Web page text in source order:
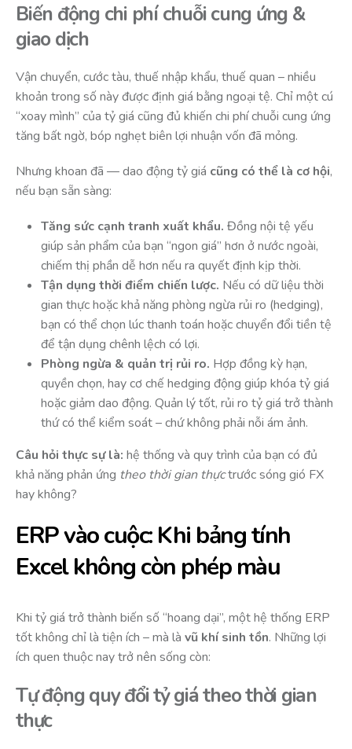
Biến động chi phí chuỗi cung ứng &
giao dịch
Vận chuyển, cước tàu, thuế nhập khẩu, thuế quan – nhiều
khoản trong số này được định giá bằng ngoại tệ. Chỉ một cú
“xoay mình” của tỷ giá cũng đủ khiến chi phí chuỗi cung ứng
tăng bất ngờ, bóp nghẹt biên lợi nhuận vốn đã mỏng.
Nhưng khoan đã — dao động tỷ giá cũng có thể là cơ hội,
nếu bạn sẵn sàng:
Tăng sức cạnh tranh xuất khẩu. Đồng nội tệ yếu
giúp sản phẩm của bạn “ngon giá” hơn ở nước ngoài,
chiếm thị phần dễ hơn nếu ra quyết định kịp thời.
Tận dụng thời điểm chiến lược. Nếu có dữ liệu thời
gian thực hoặc khả năng phòng ngừa rủi ro (hedging),
bạn có thể chọn lúc thanh toán hoặc chuyển đổi tiền tệ
để tận dụng chênh lệch có lợi.
Phòng ngừa & quản trị rủi ro. Hợp đồng kỳ hạn,
quyền chọn, hay cơ chế hedging động giúp khóa tỷ giá
hoặc giảm dao động. Quản lý tốt, rủi ro tỷ giá trở thành
thứ có thể kiểm soát – chứ không phải nỗi ám ảnh.
Câu hỏi thực sự là: hệ thống và quy trình của bạn có đủ
khả năng phản ứng theo thời gian thựctrước sóng gió FX
hay không?
ERP vào cuộc: Khi bảng tính
Excel không còn phép màu
Khi tỷ giá trở thành biến số “hoang dại”, một hệ thống ERP
tốt không chỉ là tiện ích – mà là vũ khí sinh tồn. Những lợi
ích quen thuộc nay trở nên sống còn:
Tự động quy đổi tỷ giá theo thời gian
thực